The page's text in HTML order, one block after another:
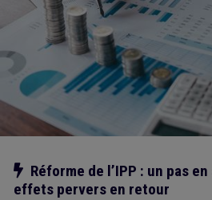
Notre action
Réforme de l’IPP : un pas
effets pervers en retour